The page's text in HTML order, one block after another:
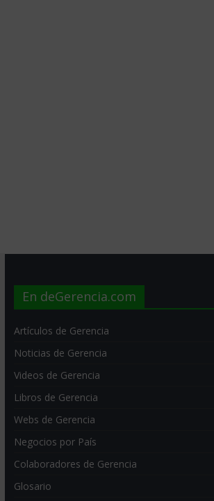
En deGerencia.com
Artículos de Gerencia
Noticias de Gerencia
Videos de Gerencia
Libros de Gerencia
Webs de Gerencia
Negocios por País
Colaboradores de Gerencia
Glosario